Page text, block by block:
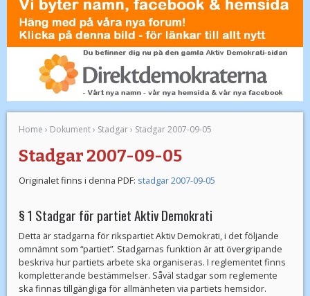
Home › Dokument› Stadgar› Stadgar 2007-09-05
Stadgar 2007-09-05
Originalet finns i denna PDF: stadgar 2007-09-05
§ 1 Stadgar för partiet Aktiv Demokrati
Detta är stadgarna för rikspartiet Aktiv Demokrati, i det följande
omnämnt som “partiet”. Stadgarnas funktion är att övergripande
beskriva hur partiets arbete ska organiseras. I reglementet finns
kompletterande bestämmelser. Såväl stadgar som reglemente
ska finnas tillgängliga för allmänheten via partiets hemsidor.